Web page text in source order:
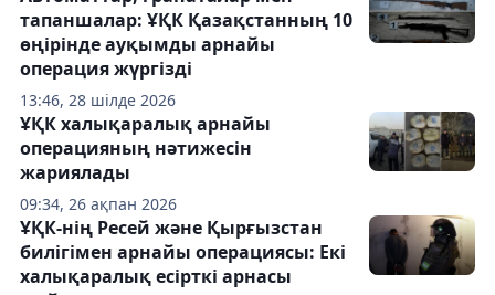
13:46, 28 шілде 2026
тапаншалар: ҰҚК Қазақстанның 10
өңірінде ауқымды арнайы
операция жүргізді
09:34, 26 ақпан 2026
ҰҚК халықаралық арнайы
операцияның нәтижесін
жариялады
ҰҚК-нің Ресей және Қырғызстан
билігімен арнайы операциясы: Екі
халықаралық есірткі арнасы